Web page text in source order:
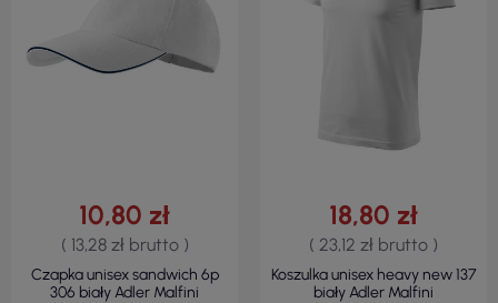
10,80 zł
( 13,28 zł brutto )
Czapka unisex sandwich 6p
306 biały Adler Malfini
18,80 zł
( 23,12 zł brutto )
Koszulka unisex heavy new 137
biały Adler Malfini